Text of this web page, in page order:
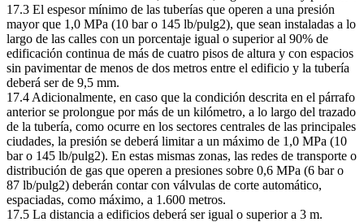
17.3 El espesor mínimo de las tuberías que operen a una presión
mayor que 1,0 MPa (10 bar o 145 lb/pulg2), que sean instaladas a lo
largo de las calles con un porcentaje igual o superior al 90% de
edificación continua de más de cuatro pisos de altura y con espacios
sin pavimentar de menos de dos metros entre el edificio y la tubería
deberá ser de 9,5 mm.
17.4 Adicionalmente, en caso que la condición descrita en el párrafo
anterior se prolongue por más de un kilómetro, a lo largo del trazado
de la tubería, como ocurre en los sectores centrales de las principales
ciudades, la presión se deberá limitar a un máximo de 1,0 MPa (10
bar o 145 lb/pulg2). En estas mismas zonas, las redes de transporte o
distribución de gas que operen a presiones sobre 0,6 MPa (6 bar o
87 lb/pulg2) deberán contar con válvulas de corte automático,
espaciadas, como máximo, a 1.600 metros.
17.5 La distancia a edificios deberá ser igual o superior a 3 m.